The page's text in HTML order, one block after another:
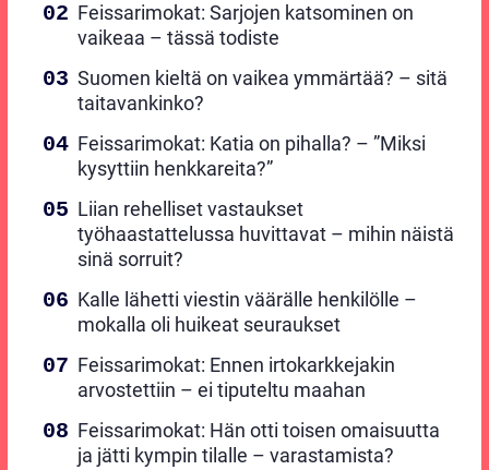
Feissarimokat: Sarjojen katsominen on
vaikeaa – tässä todiste
Suomen kieltä on vaikea ymmärtää? – sitä
taitavankinko?
Feissarimokat: Katia on pihalla? – ”Miksi
kysyttiin henkkareita?”
Liian rehelliset vastaukset
työhaastattelussa huvittavat – mihin näistä
sinä sorruit?
Kalle lähetti viestin väärälle henkilölle –
mokalla oli huikeat seuraukset
Feissarimokat: Ennen irtokarkkejakin
arvostettiin – ei tiputeltu maahan
Feissarimokat: Hän otti toisen omaisuutta
ja jätti kympin tilalle – varastamista?